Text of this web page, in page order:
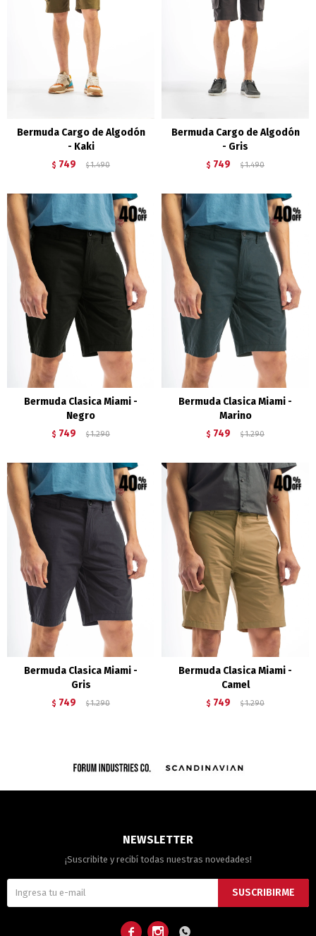
Bermuda Cargo de Algodón
- Kaki
$ 749 $ 1.490
Bermuda Cargo de Algodón
- Gris
$ 749 $ 1.490
Bermuda Clasica Miami -
Negro
$ 749 $ 1.290
Bermuda Clasica Miami -
Marino
$ 749 $ 1.290
Bermuda Clasica Miami -
Gris
$ 749 $ 1.290
Bermuda Clasica Miami -
Camel
$ 749 $ 1.290
NEWSLETTER
¡Suscribite y recibí todas nuestras novedades!
SUSCRIBIRME
  